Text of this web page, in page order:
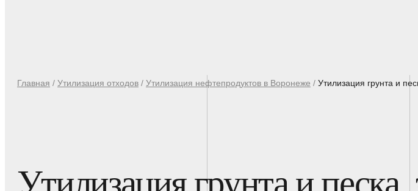
Главная / Утилизация отходов / Утилизация нефтепродуктов в Воронеже / Утилизация грунта и
Утилизация грунта и песка,